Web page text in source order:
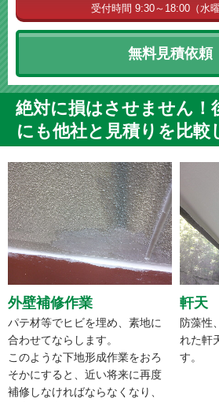
受付時間 9:30～18:00（水曜
無料見積依頼
絶対に損はさせません！
にも他社と見積りを比較
外壁補修作業
パテ材等でヒビを埋め、素地に
合わせてならします。
このような下地形成作業をおろ
そかにすると、近い将来に再度
補修しなければならなくなり、
軒天
防藻性
れた軒
す。